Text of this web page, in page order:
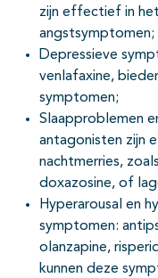
zijn effectief in
angstsymptomen;
Depressieve
venlafaxine,
symptomen;
Slaapproblemen
antagonisten zijn
nachtmerries,
doxazosine, of
Hyperarousal en
symptomen:
olanzapine,
kunnen deze